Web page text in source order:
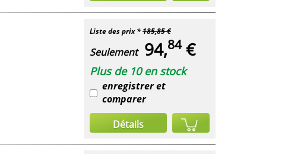
Liste des prix *185,85 €
Seulement 94,84€
Plus de 10 en stock
enregistrer et
comparer
Détails